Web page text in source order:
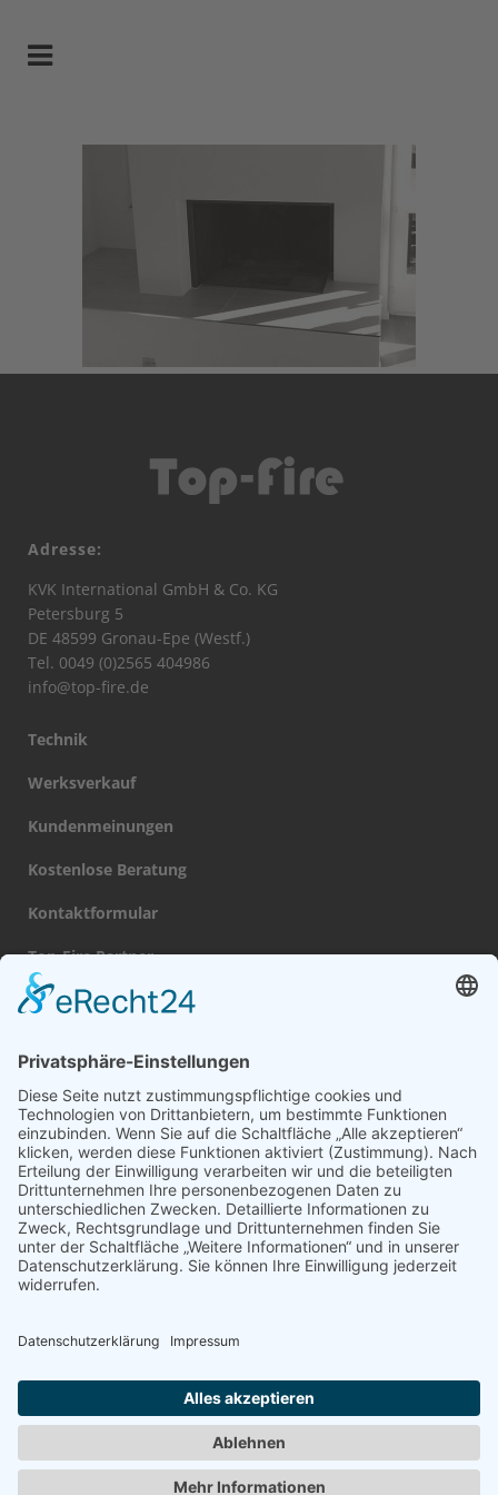
Adresse:
KVK International GmbH & Co. KG
Petersburg 5
DE 48599 Gronau-Epe (Westf.)
Tel. 0049 (0)2565 404986
info@top-fire.de
Technik
Werksverkauf
Kundenmeinungen
Kostenlose Beratung
Kontaktformular
Top-Fire Partner
Datenschutz
Navigation
Gas Kamin
Kamintüren auf Maß
Kaminöfen / Pelletöfen
Kamineinsatz
Broschüre